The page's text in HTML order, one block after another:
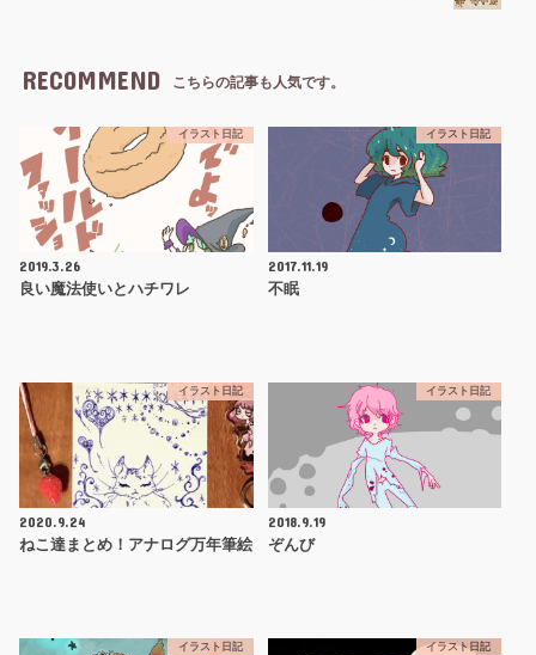
RECOMMEND こちらの記事も人気です。
イラスト日記
2019.3.26
良い魔法使いとハチワレ
イラスト日記
2017.11.19
不眠
イラスト日記
2020.9.24
ねこ達まとめ！アナログ万年筆絵
イラスト日記
2018.9.19
ぞんび
イラスト日記 イラスト日記